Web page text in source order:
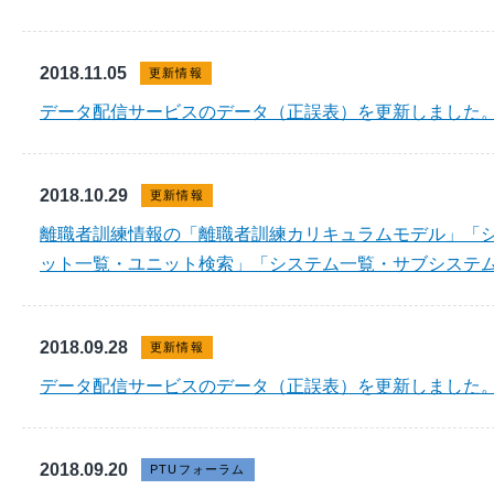
2018.11.05 更新情報
データ配信サービスのデータ（正誤表）を更新しました
2018.10.29 更新情報
離職者訓練情報の「離職者訓練カリキュラムモデル」
ット一覧・ユニット検索」「システム一覧・サブシステ
2018.09.28 更新情報
データ配信サービスのデータ（正誤表）を更新しました
2018.09.20 PTUフォーラム